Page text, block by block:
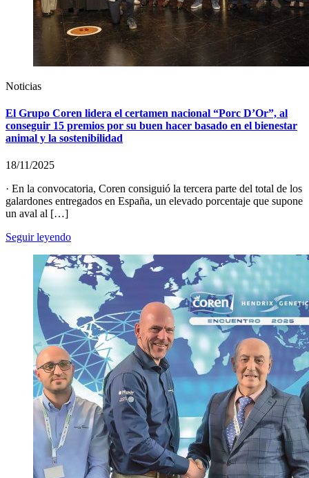
Noticias
El Grupo Coren lidera el certamen nacional “Porc D’Or”, al
conseguir 15 premios por su buen hacer basado en el bienestar
animal y la sostenibilidad
18/11/2025
· En la convocatoria, Coren consiguió la tercera parte del total de los
galardones entregados en España, un elevado porcentaje que supone
un aval al […]
Seguir leyendo